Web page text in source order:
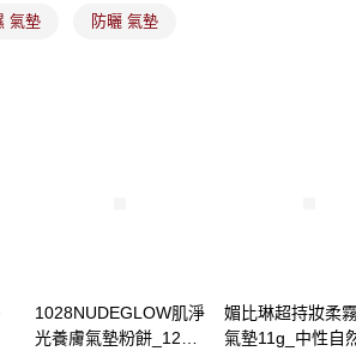
後，可選擇「超商條碼／台灣大直營門市／銀行轉
」等通路繳費。
股份有限公司」（以下簡稱本公司）所提供，讓
氣墊 防曬 氣墊
1028NUDEGLOW肌淨
光養膚氣墊粉餅_120
媚比琳超持妝柔
氣墊11g_中性自